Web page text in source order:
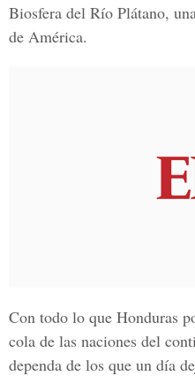
Biosfera del Río Plátano,
de América.
Con todo lo que Honduras
cola de las naciones del
dependa de los que un día